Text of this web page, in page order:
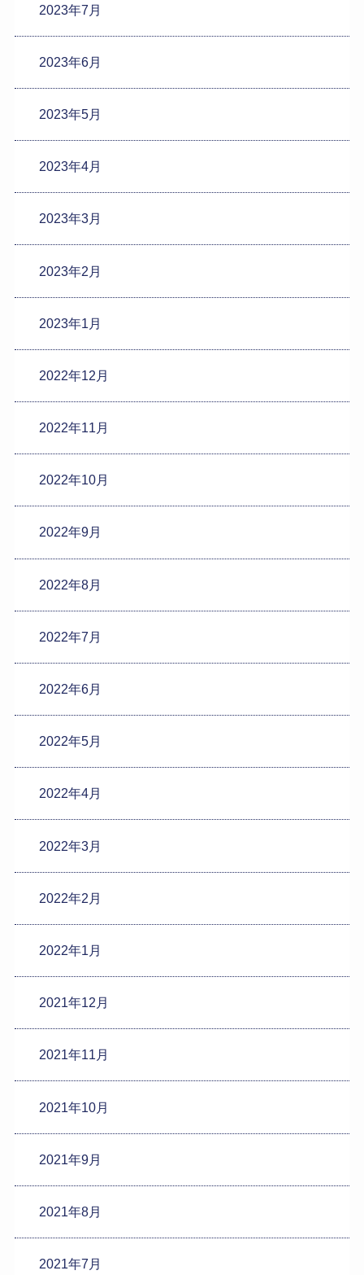
2023年7月
2023年6月
2023年5月
2023年4月
2023年3月
2023年2月
2023年1月
2022年12月
2022年11月
2022年10月
2022年9月
2022年8月
2022年7月
2022年6月
2022年5月
2022年4月
2022年3月
2022年2月
2022年1月
2021年12月
2021年11月
2021年10月
2021年9月
2021年8月
2021年7月